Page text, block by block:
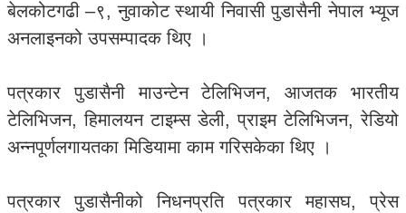
बेलकोटगढी –९, नुवाकोट स्थायी निवासी पुडासैनी नेपाल भ्यूज
अनलाइनको उपसम्पादक थिए ।
पत्रकार पुडासैनी माउन्टेन टेलिभिजन, आजतक भारतीय
टेलिभिजन, हिमालयन टाइम्स डेली, प्राइम टेलिभिजन, रेडियो
अन्नपूर्णलगायतका मिडियामा काम गरिसकेका थिए ।
पत्रकार पुडासैनीको निधनप्रति पत्रकार महासघ, प्रेस